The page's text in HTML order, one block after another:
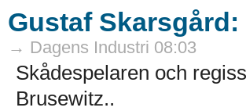
Gustaf
→ Dagens Industri 08:03
Skådespelaren och
Brusewitz..